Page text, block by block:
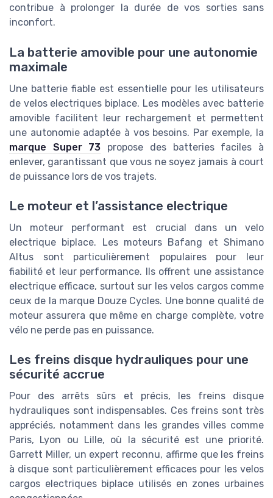
contribue à prolonger la durée de vos sorties sans
inconfort.
La batterie amovible pour une autonomie
maximale
Une batterie fiable est essentielle pour les utilisateurs
de velos electriques biplace. Les modèles avec batterie
amovible facilitent leur rechargement et permettent
une autonomie adaptée à vos besoins. Par exemple, la
marque Super 73 propose des batteries faciles à
enlever, garantissant que vous ne soyez jamais à court
de puissance lors de vos trajets.
Le moteur et l’assistance electrique
Un moteur performant est crucial dans un velo
electrique biplace. Les moteurs Bafang et Shimano
Altus sont particulièrement populaires pour leur
fiabilité et leur performance. Ils offrent une assistance
electrique efficace, surtout sur les velos cargos comme
ceux de la marque Douze Cycles. Une bonne qualité de
moteur assurera que même en charge complète, votre
vélo ne perde pas en puissance.
Les freins disque hydrauliques pour une
sécurité accrue
Pour des arrêts sûrs et précis, les freins disque
hydrauliques sont indispensables. Ces freins sont très
appréciés, notamment dans les grandes villes comme
Paris, Lyon ou Lille, où la sécurité est une priorité.
Garrett Miller, un expert reconnu, affirme que les freins
à disque sont particulièrement efficaces pour les velos
cargos electriques biplace utilisés en zones urbaines